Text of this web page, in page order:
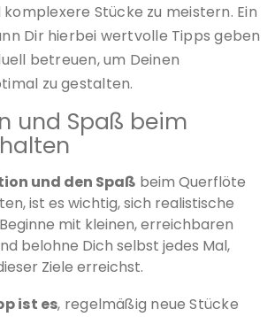
Stücke zu meistern. Ein
Dir hierbei wertvolle Tipps geben
betreuen, um Deinen
zu gestalten.
und Spaß beim
und den Spaß beim Querflöte
ist es wichtig, sich realistische
mit kleinen, erreichbaren
belohne Dich selbst jedes Mal,
Ziele erreichst.
ist es, regelmäßig neue Stücke